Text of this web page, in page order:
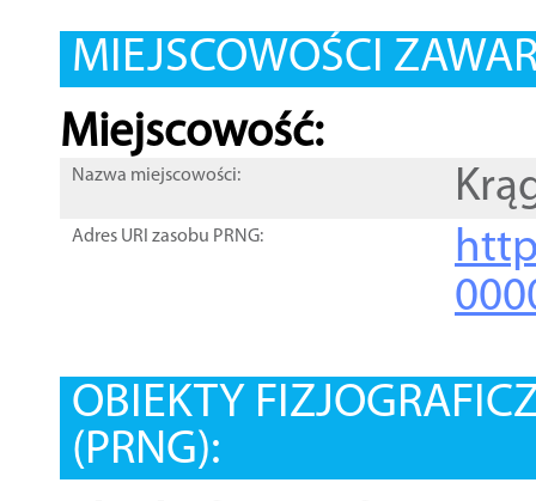
MIEJSCOWOŚCI
Miejscowość:
Nazwa miejscowości:
Adres URI zasobu PRNG:
OBIEKTY
(PRNG):